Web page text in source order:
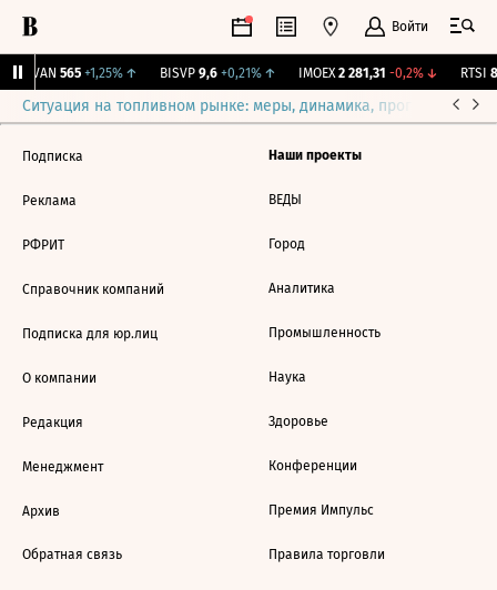
Войти
AVAN 565 +1,25%↑ BISVP 9,6 +0,21%↑ IMOEX 2 281,31 -0,2%↓ RTSI
Ситуация на топливном рынке: меры, динамика, прогнозы
Подписка
Реклама
РФРИТ
Справочник компаний
Подписка для юр.лиц
О компании
Редакция
Менеджмент
Архив
Обратная связь
Наши проекты
ВЕДЫ
Город
Аналитика
Промышленность
Наука
Здоровье
Конференции
Премия Импульс
Правила торговли